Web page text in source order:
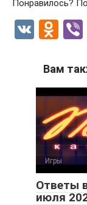
Понравилось?
V
O
n
o
kl
a
ss
ni
ki
Вам
Игры
Ответы
июля